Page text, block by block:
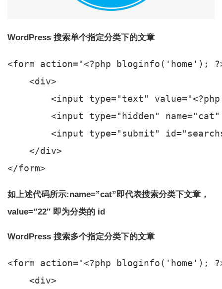
WordPress 搜索单个指定分类下的文章
<form action="<?php bloginfo('home');
    <div>
<input type="text"
<input type="hidden"
<input type="submit"
    </div>
如上述代码所示:name=”cat”即代表搜索分类下文章，
value=”22″ 即为分类的 id
WordPress 搜索多个指定分类下的文章
<form action="<?php bloginfo('home');
    <div>